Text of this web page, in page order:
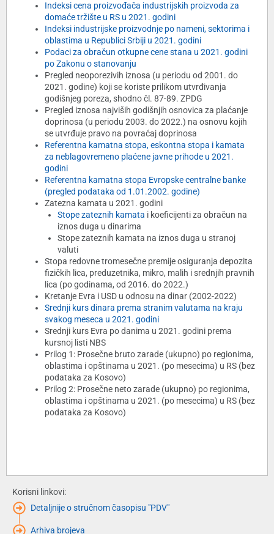
Indeksi cena proizvođača industrijskih proizvoda za
domaće tržište u RS u 2021. godini
Indeksi industrijske proizvodnje po nameni, sektorima i
oblastima u Republici Srbiji u 2021. godini
Podaci za obračun otkupne cene stana u 2021. godini
po Zakonu o stanovanju
Pregled neoporezivih iznosa (u periodu od 2001. do
2021. godine) koji se koriste prilikom utvrđivanja
godišnjeg poreza, shodno čl. 87-89. ZPDG
Pregled iznosa najviših godišnjih osnovica za plaćanje
doprinosa (u periodu 2003. do 2022.) na osnovu kojih
se utvrđuje pravo na povraćaj doprinosa
Referentna kamatna stopa, eskontna stopa i kamata
za neblagovremeno plaćene javne prihode u 2021.
godini
Referentna kamatna stopa Evropske centralne banke
(pregled podataka od 1.01.2002. godine)
Zatezna kamata u 2021. godini
Stope zateznih kamata i koeficijenti za obračun na
iznos duga u dinarima
Stope zateznih kamata na iznos duga u stranoj
valuti
Stopa redovne tromesečne premije osiguranja depozita
fizičkih lica, preduzetnika, mikro, malih i srednjih pravnih
lica (po godinama, od 2016. do 2022.)
Kretanje Evra i USD u odnosu na dinar (2002-2022)
Srednji kurs dinara prema stranim valutama na kraju
svakog meseca u 2021. godini
Srednji kurs Evra po danima u 2021. godini prema
kursnoj listi NBS
Prilog 1: Prosečne bruto zarade (ukupno) po regionima,
oblastima i opštinama u 2021. (po mesecima) u RS (bez
podataka za Kosovo)
Prilog 2: Prosečne neto zarade (ukupno) po regionima,
oblastima i opštinama u 2021. (po mesecima) u RS (bez
podataka za Kosovo)
Korisni linkovi:
Detaljnije o stručnom časopisu "PDV"
Arhiva brojeva